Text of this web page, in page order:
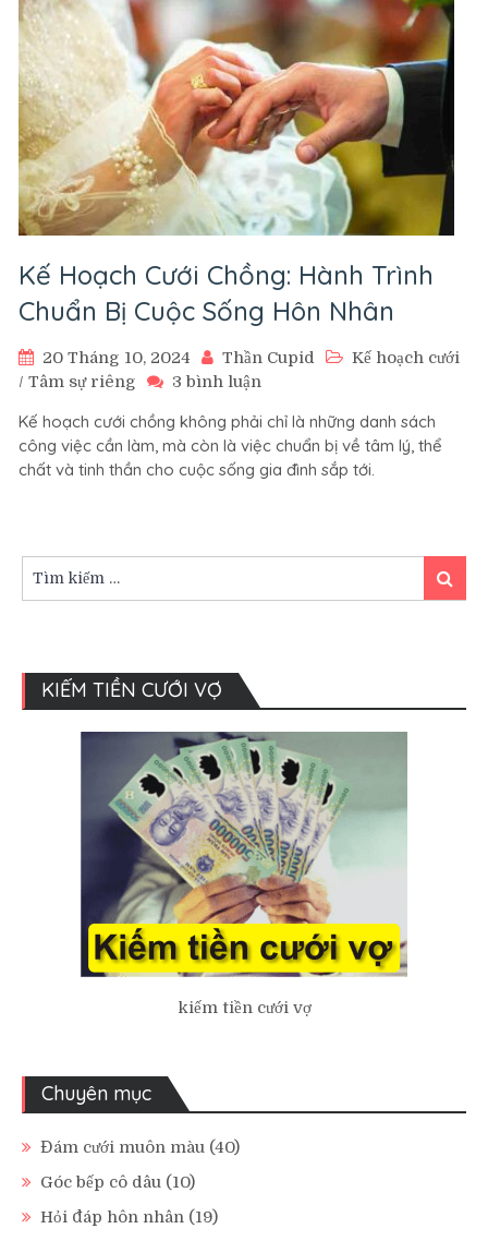
Kế Hoạch Cưới Chồng: Hành Trình
Chuẩn Bị Cuộc Sống Hôn Nhân
20 Tháng 10, 2024 Thần Cupid
Kế hoạch cưới
/ Tâm sự riêng 3 bình luận
Hoạch
Cưới
Chồng:
Bị
Kế hoạch cưới chồng không phải chỉ là những danh sách
công việc cần làm, mà còn là việc chuẩn bị về tâm lý, thể
chất và tinh thần cho cuộc sống gia đình sắp tới.
kiếm:
Tìm
kiếm
KIẾM TIỀN CƯỚI VỢ
kiếm tiền cưới vợ
Chuyên mục
Đám cưới muôn màu (40)
Góc bếp cô dâu (10)
Hỏi đáp hôn nhân (19)